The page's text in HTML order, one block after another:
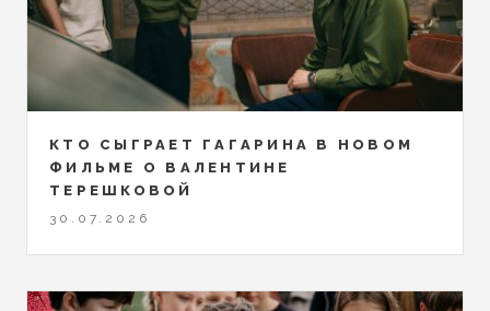
КТО СЫГРАЕТ ГАГАРИНА В НОВОМ
ФИЛЬМЕ О ВАЛЕНТИНЕ
ТЕРЕШКОВОЙ
30.07.2026